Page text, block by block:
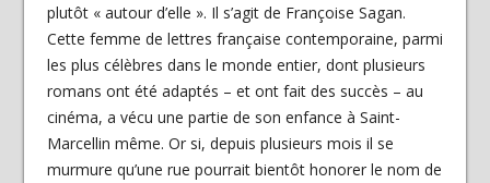
plutôt « autour d’elle ». Il s’agit de Françoise Sagan.
Cette femme de lettres française contemporaine, parmi
les plus célèbres dans le monde entier, dont plusieurs
romans ont été adaptés – et ont fait des succès – au
cinéma, a vécu une partie de son enfance à Saint-
Marcellin même. Or si, depuis plusieurs mois il se
murmure qu’une rue pourrait bientôt honorer le nom de